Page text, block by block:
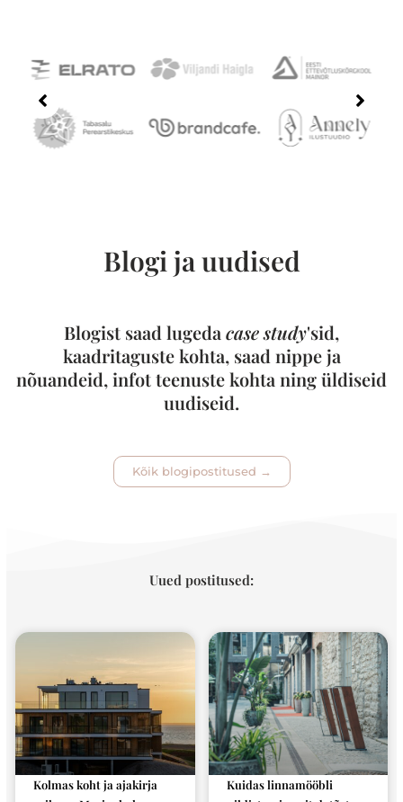
Blogi ja uudised
Blogist saad lugeda case study'sid,
kaadritaguste kohta, saad nippe ja
nõuandeid, infot teenuste kohta ning üldiseid
uudiseid.
Kõik blogipostitused →
Uued postitused:
Kolmas koht ja ajakirja
Kuidas linnamööbli